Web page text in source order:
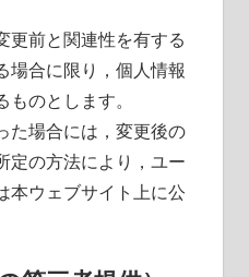
更前と関連性を有する
場合に限り，個人情報
のとします。
た場合には，変更後の
定の方法により，ユー
本ウェブサイト上に公